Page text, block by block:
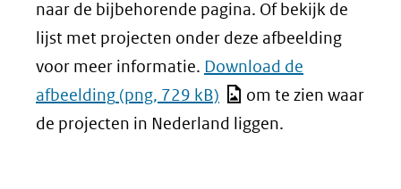
naar de bijbehorende pagina. Of bekijk de
lijst met projecten onder deze afbeelding
voor meer informatie. Download de
afbeelding (png, 729 kB)
om te zien waar
de projecten in Nederland liggen.